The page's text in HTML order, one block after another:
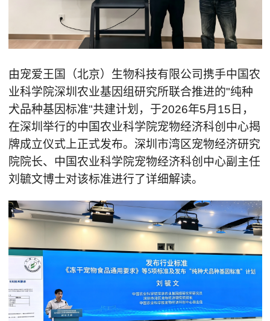
由宠爱王国（北京）生物科技有限公司携手中国农
业科学院深圳农业基因组研究所联合推进的"纯种
犬品种基因标准"共建计划，于2026年5月15日，
在深圳举行的中国农业科学院宠物经济科创中心揭
牌成立仪式上正式发布。深圳市湾区宠物经济研究
院院长、中国农业科学院宠物经济科创中心副主任
刘毓文博士对该标准进行了详细解读。